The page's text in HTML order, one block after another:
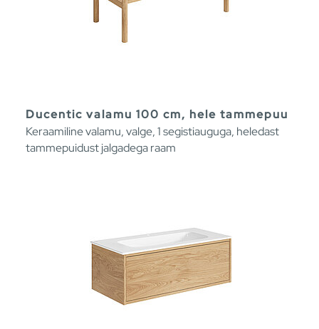
Ducentic valamu 100 cm, hele tammepuu
Keraamiline valamu, valge, 1 segistiauguga, heledast
tammepuidust jalgadega raam